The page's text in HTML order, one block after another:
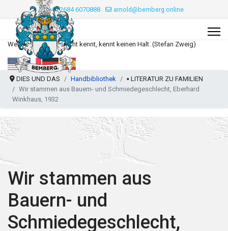
+49 2684 6070888 arnold@bemberg.online
Wer seine Wurzeln nicht kennt, kennt keinen Halt. (Stefan Zweig)
DIES UND DAS Handbibliothek
▪️ LITERATUR ZU FAMILIEN
Wir stammen aus Bauern- und Schmiedegeschlecht, Eberhard
Winkhaus, 1932
Wir stammen aus
Bauern- und
Schmiedegeschlecht,